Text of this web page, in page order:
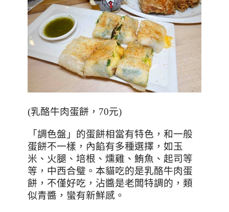
(乳酪牛肉蛋餅，70元)
「調色盤」的蛋餅相當有特色，和一般
蛋餅不一樣，內餡有多種選擇，如玉
米、火腿、培根、燻雞、鮪魚、起司等
等，中西合璧。本貓吃的是乳酪牛肉蛋
餅，不僅好吃，沾醬是老闆特調的，類
似青醬，蠻有新鮮感。